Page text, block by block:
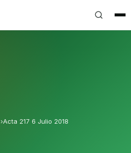
Municipal del
›Acta 217 6 Julio 2018